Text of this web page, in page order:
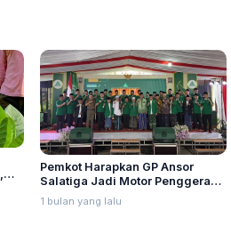
Pemkot Harapkan GP Ansor
Salatiga Jadi Motor Penggerak
Penguatan Ekonomi Pemuda
1 bulan yang lalu